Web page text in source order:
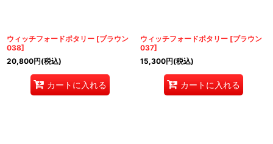
ウィッチフォードポタリー [ブラウン
038]
20,800円(税込)
カートに入れる
ウィッチフォードポタリー [ブラウン
037]
15,300円(税込)
カートに入れる